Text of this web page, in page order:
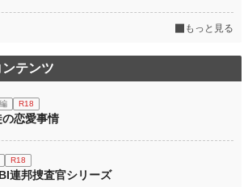
もっと見る
テンツ
R18
恋愛事情
R18
連邦捜査官シリーズ